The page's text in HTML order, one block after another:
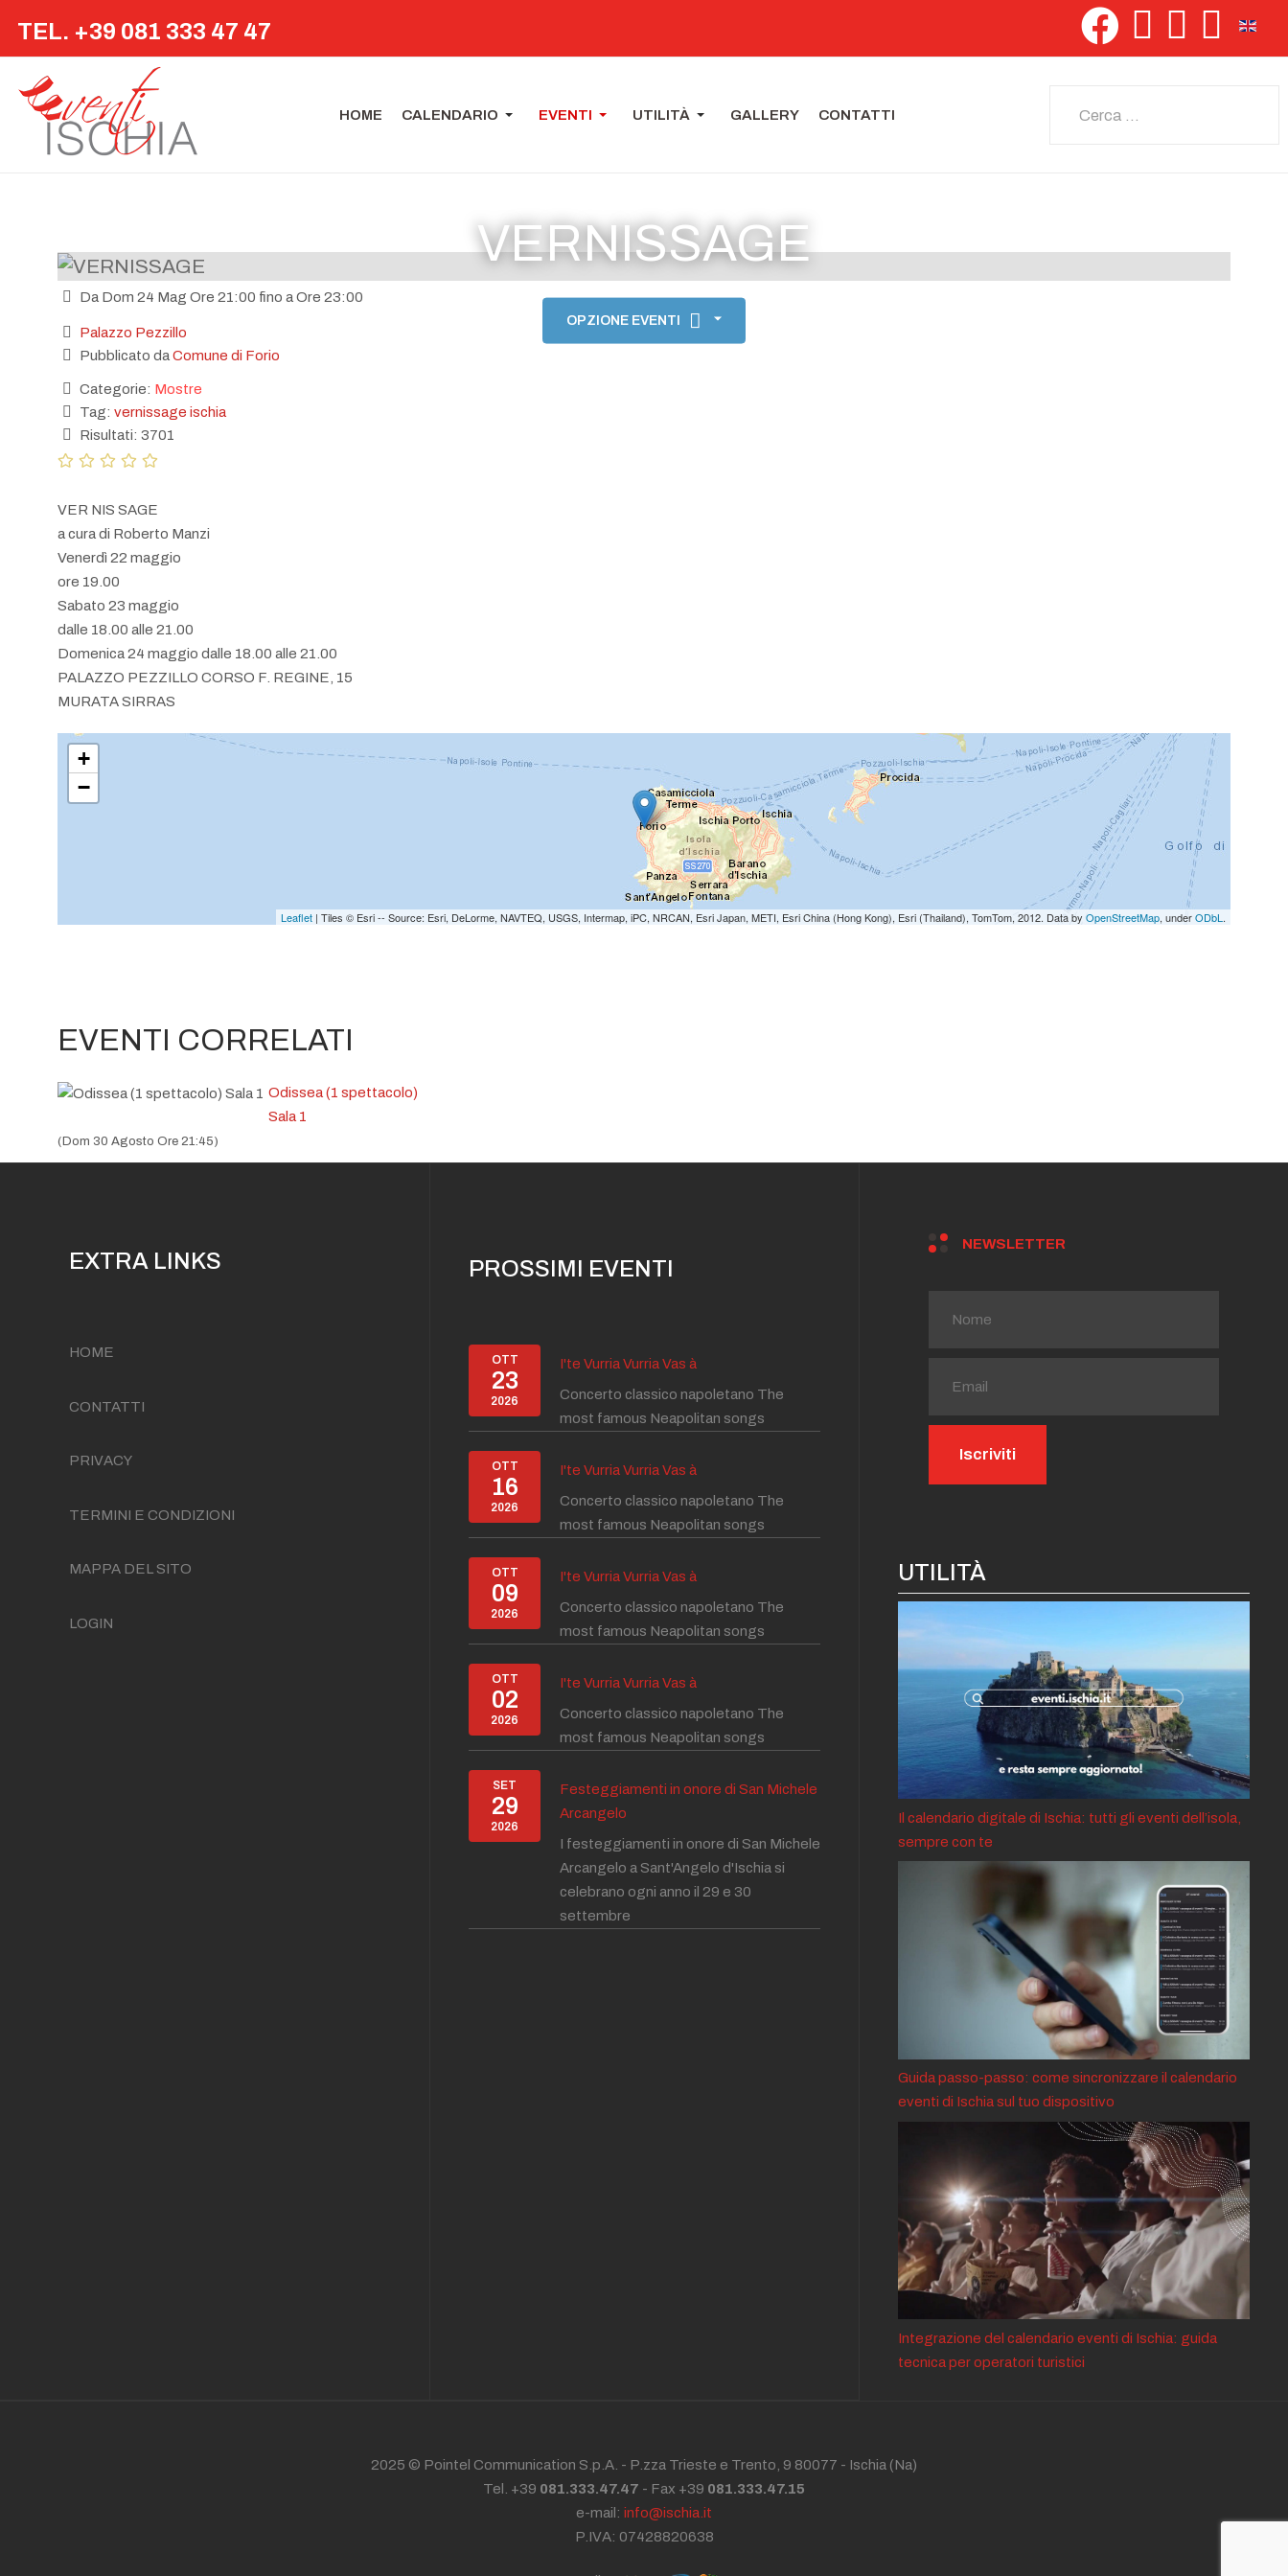
TEL. +39 081 333 47 47
HOME CALENDARIO EVENTI UTILITÀ GALLERY CONTATTI
VERNISSAGE
OPZIONE EVENTI
Da Dom 24 Mag Ore 21:00 fino a Ore 23:00
Palazzo Pezzillo
Pubblicato daComune di Forio
Categorie: Mostre
Tag: vernissage ischia
Risultati: 3701
VER NIS SAGE
a cura di Roberto Manzi
Venerdì 22 maggio
ore 19.00
Sabato 23 maggio
dalle 18.00 alle 21.00
Domenica 24 maggio dalle 18.00 alle 21.00
PALAZZO PEZZILLO CORSO F. REGINE, 15
MURATA SIRRAS
+
−
Leaflet | Tiles © Esri -- Source: Esri, DeLorme, NAVTEQ, USGS, Intermap, iPC, NRCAN, Esri Japan, METI, Esri China (Hong Kong), Esri (Thailand), TomTom, 2012. Data by OpenStreetMap, underODbL.
EVENTI CORRELATI
Odissea (1 spettacolo)
Sala 1
(Dom 30 Agosto Ore 21:45)
EXTRA LINKS
HOME
CONTATTI
PRIVACY
TERMINI E CONDIZIONI
MAPPA DEL SITO
LOGIN
PROSSIMI EVENTI
OTT
23
2026
I'te Vurria Vurria Vas à
Concerto classico napoletano The
most famous Neapolitan songs
OTT
16
2026
I'te Vurria Vurria Vas à
Concerto classico napoletano The
most famous Neapolitan songs
OTT
09
2026
I'te Vurria Vurria Vas à
Concerto classico napoletano The
most famous Neapolitan songs
OTT
02
2026
I'te Vurria Vurria Vas à
Concerto classico napoletano The
most famous Neapolitan songs
SET
29
2026
Festeggiamenti in onore di San Michele
Arcangelo
I festeggiamenti in onore di San Michele
Arcangelo a Sant'Angelo d'Ischia si
celebrano ogni anno il 29 e 30
settembre
NEWSLETTER
UTILITÀ
Il calendario digitale di Ischia: tutti gli eventi dell’isola,
sempre con te
Guida passo-passo: come sincronizzare il calendario
eventi di Ischia sul tuo dispositivo
Integrazione del calendario eventi di Ischia: guida
tecnica per operatori turistici
2025 © Pointel Communication S.p.A. - P.zza Trieste e Trento, 9 80077 - Ischia (Na)
Tel. +39 081.333.47.47 - Fax +39 081.333.47.15
e-mail: info@ischia.it
P.IVA: 07428820638